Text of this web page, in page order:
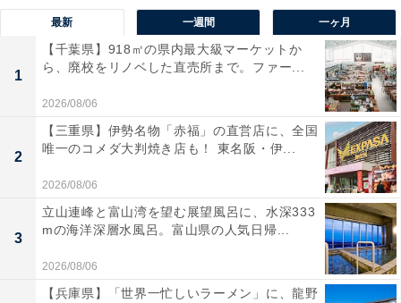
最新 一週間 一ヶ月
1
【千葉県】918㎡の県内最大級マーケットか
ら、廃校をリノベした直売所まで。ファー...
2026/08/06
2
【三重県】伊勢名物「赤福」の直営店に、全国
唯一のコメダ大判焼き店も！ 東名阪・伊...
2026/08/06
3
立山連峰と富山湾を望む展望風呂に、水深333
mの海洋深層水風呂。富山県の人気日帰...
2026/08/06
【兵庫県】「世界一忙しいラーメン」に、龍野